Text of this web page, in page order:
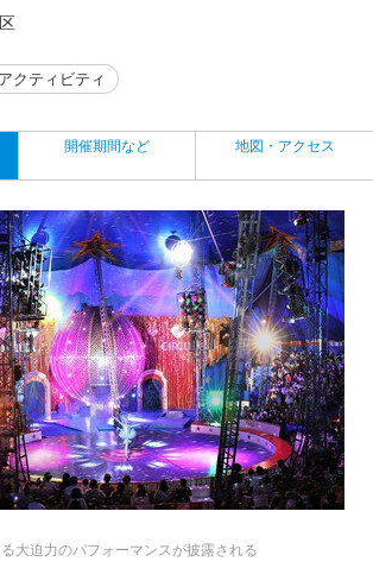
クティビティ
開催期間など 地図・アクセス
大迫力のパフォーマンスが披露される